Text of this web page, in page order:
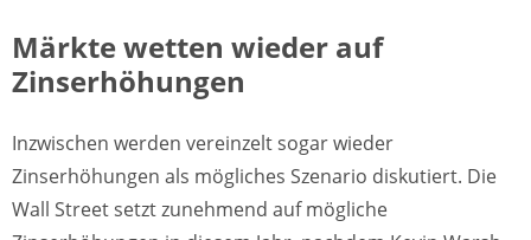
Märkte wetten wieder auf
Zinserhöhungen
Inzwischen werden vereinzelt sogar wieder
Zinserhöhungen als mögliches Szenario diskutiert. Die
Wall Street setzt zunehmend auf mögliche